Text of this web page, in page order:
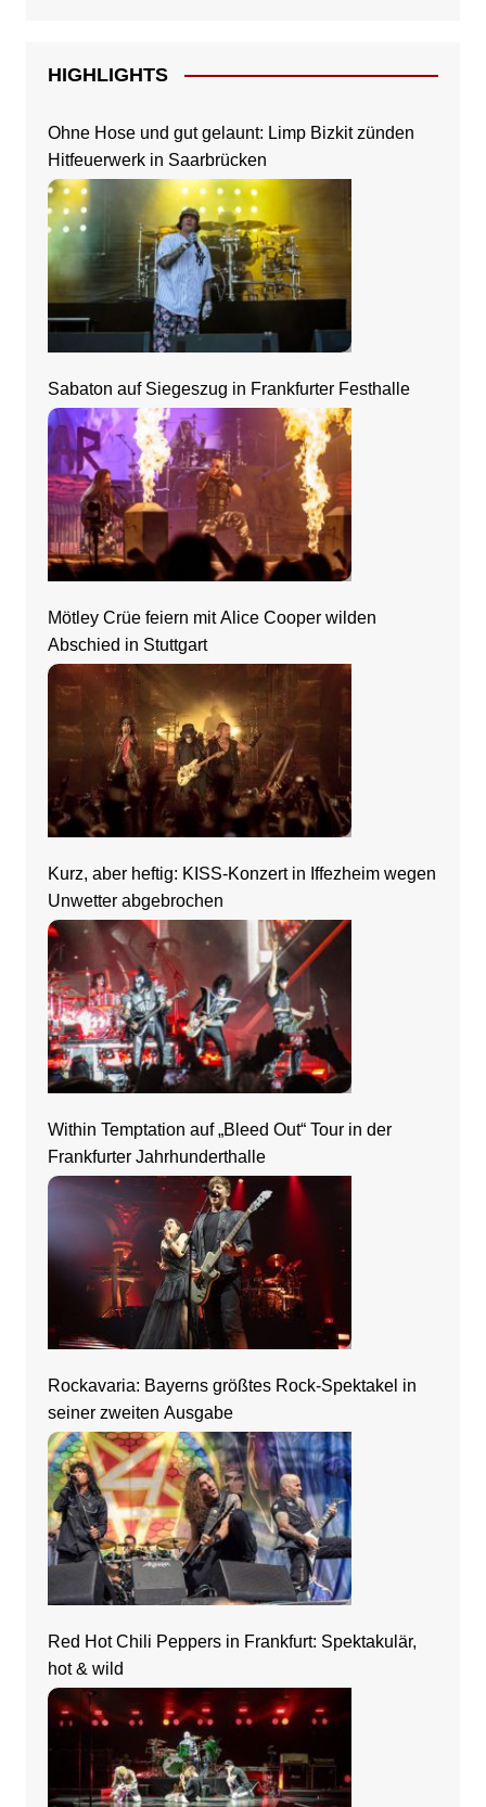
HIGHLIGHTS
Ohne Hose und gut gelaunt: Limp Bizkit zünden
Hitfeuerwerk in Saarbrücken
Sabaton auf Siegeszug in Frankfurter Festhalle
Mötley Crüe feiern mit Alice Cooper wilden
Abschied in Stuttgart
Kurz, aber heftig: KISS-Konzert in Iffezheim wegen
Unwetter abgebrochen
Within Temptation auf „Bleed Out“ Tour in der
Frankfurter Jahrhunderthalle
Rockavaria: Bayerns größtes Rock-Spektakel in
seiner zweiten Ausgabe
Red Hot Chili Peppers in Frankfurt: Spektakulär,
hot & wild